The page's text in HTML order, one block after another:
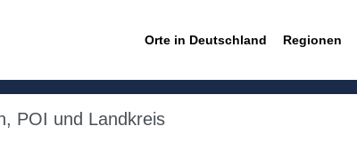
Orte in Deutschland Regionen